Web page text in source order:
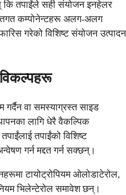
कि तपाईंले सही संयोजन इनहेलर
कम्पोनेन्टहरू अलग-अलग
गरेको विशिष्ट संयोजन उत्पादन
विकल्पहरू
गर्दैन वा समस्याग्रस्त साइड
लागि धेरै वैकल्पिक
तपाईंको विशिष्ट
गर्न मद्दत गर्न सक्छन्।
टायोट्रोपियम ओलोडाटेरोल,
भिलेन्टेरोल समावेश छन्।